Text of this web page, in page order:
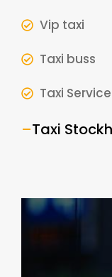
Vip taxi
Taxi buss
Taxi Service
–Taxi